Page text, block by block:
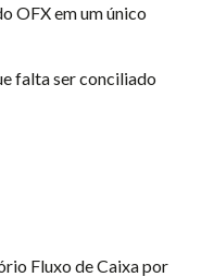
OFX em um único
falta ser conciliado
Fluxo de Caixa por